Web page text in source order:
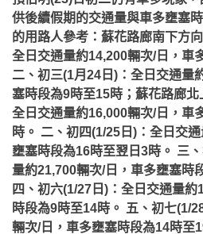
供後續假期的交通量與車多壅塞
的用路人參考：蘇花路廊南下方
全日交通量約14,200輛次/日，車
二、初三(1月24日)：全日交通量
塞時段為9時至15時；蘇花路廊北
全日交通量約16,000輛次/日，車
時。 二、初四(1/25日)：全日交
壅塞時段為16時至翌日3時。 三
量約21,700輛次/日，車多壅塞時
四、初六(1/27日)：全日交通量
時段為9時至14時。 五、初七(1/
輛次/日，車多壅塞時段為14時至